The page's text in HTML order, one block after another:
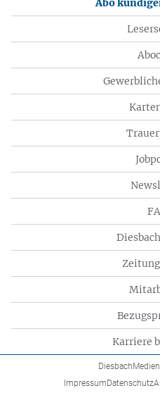
Abo
Karriere
ImpressumDatenschutz